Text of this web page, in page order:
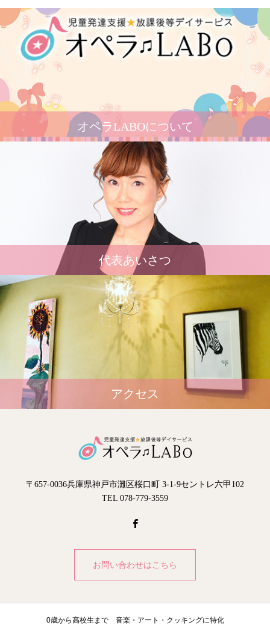
オペラLABOについて
代表あいさつ
アクセス
〒657-0036兵庫県神戸市灘区桜口町 3-1-9セントレ六甲102
TEL 078-779-3559
お問い合わせはこちら
0歳から高校生まで 音楽・アート・クッキングに特化